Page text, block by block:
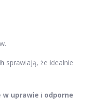
sprawiają, że idealnie
w uprawie i odporne